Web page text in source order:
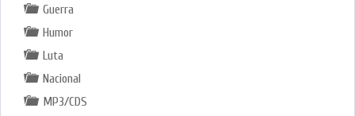
Guerra
Humor
Luta
Nacional
MP3/CDS